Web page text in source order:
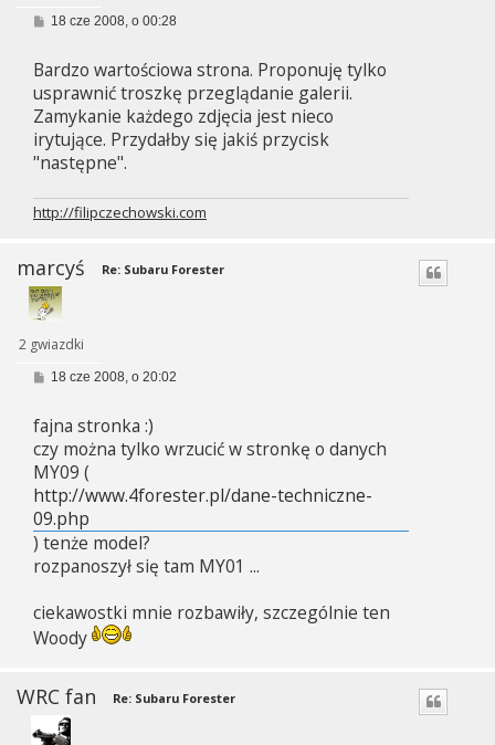
P
t
18 cze 2008, o 00:28
Bardzo wartościowa strona. Proponuję tylko
usprawnić troszkę przeglądanie galerii.
Zamykanie każdego zdjęcia jest nieco
irytujące. Przydałby się jakiś przycisk
"następne".
http://filipczechowski.com
marcyś
2 gwiazdki
Re: Subaru Forester
P
t
18 cze 2008, o 20:02
fajna stronka :)
czy można tylko wrzucić w stronkę o danych
MY09 (
http://www.4forester.pl/dane-techniczne-
09.php
) tenże model?
rozpanoszył się tam MY01 ...
ciekawostki mnie rozbawiły, szczególnie ten
Woody
WRC fan Re: Subaru Forester